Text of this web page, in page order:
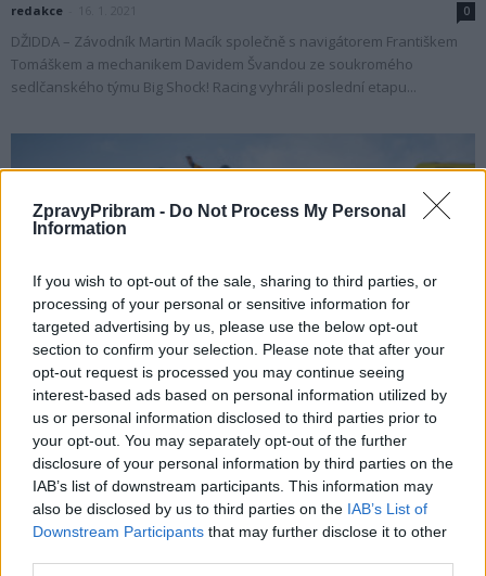
ZpravyPribram - Do Not Process My Personal
Information
If you wish to opt-out of the sale, sharing to third parties, or
processing of your personal or sensitive information for
targeted advertising by us, please use the below opt-out
section to confirm your selection. Please note that after your
opt-out request is processed you may continue seeing
interest-based ads based on personal information utilized by
us or personal information disclosed to third parties prior to
your opt-out. You may separately opt-out of the further
disclosure of your personal information by third parties on the
IAB’s list of downstream participants. This information may
also be disclosed by us to third parties on the IAB’s List of
Downstream Participants that may further disclose it to other
redakce 0
DŽIDDA – Závodník Martin Macík společně s navigátorem Františkem
Tomáškem a mechanikem Davidem Švandou ze soukromého
sedlčanského týmu Big Shock! Racing vyhráli poslední etapu...
Sport
Macík, Tomášek a Švanda pokračují ve
vítězném tažení Dakarem. I bez čelního skla…
Radek Ctibor - 14. 1. 2021
ALULA, SAUDSKÁ ARÁBIE – Závodník Martin Macík, navigátor František
Tomášek a mechanik David Švanda v 10. etapě Dakaru opět vyhráli.
Sedlčanský speciál týmu Big Shock!...